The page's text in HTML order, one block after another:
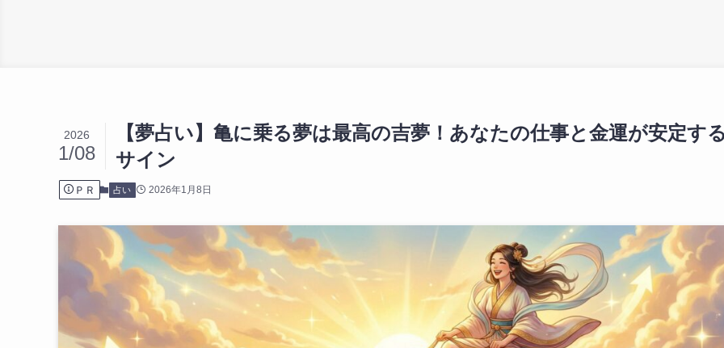
【夢占い】亀に乗る夢は最高の吉夢！あなたの仕事と金運が安定す
サイン
2026
1/08
ＰＲ 占い 2026年1月8日